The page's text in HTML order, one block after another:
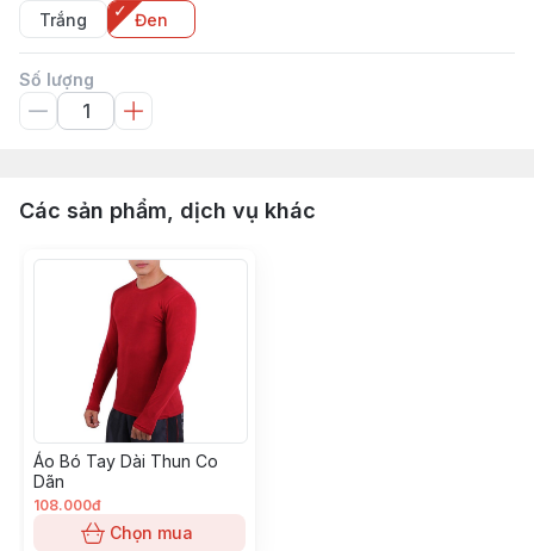
Trắng
Đen
Số lượng
Các sản phẩm, dịch vụ khác
Áo Bó Tay Dài Thun Co
Dãn
108.000đ
Chọn mua